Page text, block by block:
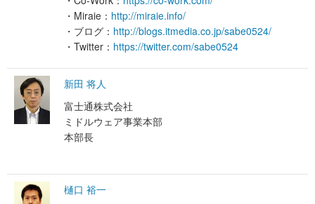
・Miraie： http://miraie.info/
・ブログ： http://blogs.itmedia.co.jp/sabe0524/
・Twitter： https://twitter.com/sabe0524
新田 将人
富士通株式会社
ミドルウェア事業本部
本部長
樋口 裕一